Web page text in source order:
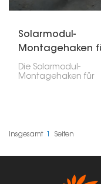
Solarmodul-
Montagehaken
Schieferdach
Die Solarmodul-
Montagehaken für
Solarmodulen auf
Montageschienen
Insgesamt Seiten